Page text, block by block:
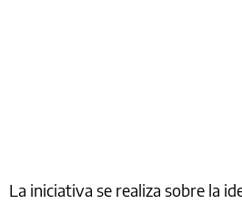
La iniciativa se realiza sobre la